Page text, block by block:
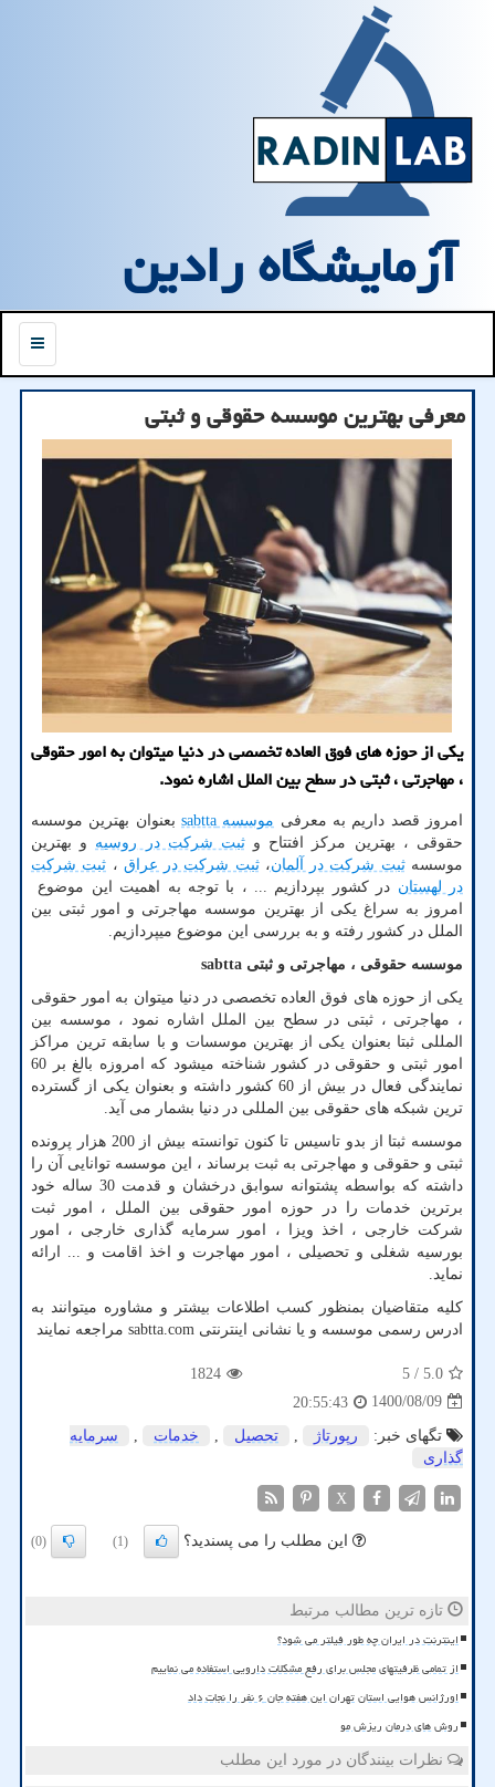
آزمایشگاه رادین
منو
معرفی بهترین موسسه حقوقی و ثبتی
یکی از حوزه های فوق العاده تخصصی در دنیا میتوان به امور حقوقی
، مهاجرتی ، ثبتی در سطح بین الملل اشاره نمود.
امروز قصد داریم به معرفی موسسه sabtta بعنوان بهترین موسسه
حقوقی ، بهترین مرکز افتتاح وثبت شرکت در روسیه و بهترین
موسسهثبت شرکت در آلمان،ثبت شرکت در عراق ، ثبت شرکت
در لهستان در کشور بپردازیم ... ، با توجه به اهمیت این موضوع
امروز به سراغ یکی از بهترین موسسه مهاجرتی و امور ثبتی بین
الملل در کشور رفته و به بررسی این موضوع میپردازیم.
موسسه حقوقی ، مهاجرتی و ثبتی sabtta
یکی از حوزه های فوق العاده تخصصی در دنیا میتوان به امور حقوقی
، مهاجرتی ، ثبتی در سطح بین الملل اشاره نمود ، موسسه بین
المللی ثبتا بعنوان یکی از بهترین موسسات و با سابقه ترین مراکز
امور ثبتی و حقوقی در کشور شناخته میشود که امروزه بالغ بر 60
نمایندگی فعال در بیش از 60 کشور داشته و بعنوان یکی از گسترده
ترین شبکه های حقوقی بین المللی در دنیا بشمار می آید.
موسسه ثبتا از بدو تاسیس تا کنون توانسته بیش از 200 هزار پرونده
ثبتی و حقوقی و مهاجرتی به ثبت برساند ، این موسسه توانایی آن را
داشته که بواسطه پشتوانه سوابق درخشان و قدمت 30 ساله خود
برترین خدمات را در حوزه امور حقوقی بین الملل ، امور ثبت
شرکت خارجی ، اخذ ویزا ، امور سرمایه گذاری خارجی ، امور
بورسیه شغلی و تحصیلی ، امور مهاجرت و اخذ اقامت و ... ارائه
نماید.
کلیه متقاضیان بمنظور کسب اطلاعات بیشتر و مشاوره میتوانند به
ادرس رسمی موسسه و یا نشانی اینترنتی sabtta.com مراجعه نمایند
5.0
/ 5
1824
1400/08/09
20:55:43
تگهای خبر:
رپورتاژ تحصیل خدمات
سرمایه
گذاری
X
این مطلب را می پسندید؟ (1)
(0)
تازه ترین مطالب مرتبط
اینترنت در ایران چه طور فیلتر می شود؟
از تمامی ظرفیتهای مجلس برای رفع مشکلات دارویی استفاده می نماییم
اورژانس هوایی استان تهران این هفته جان ۶ نفر را نجات داد
روش های درمان ریزش مو
نظرات بینندگان در مورد این مطلب